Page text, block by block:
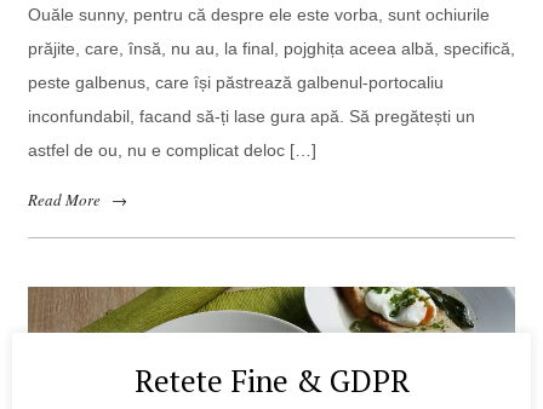
Ouăle sunny, pentru că despre ele este vorba, sunt ochiurile
prăjite, care, însă, nu au, la final, pojghița aceea albă, specifică,
peste galbenus, care își păstrează galbenul-portocaliu
inconfundabil, facand să-ți lase gura apă. Să pregătești un
astfel de ou, nu e complicat deloc […]
Read More →
Retete Fine & GDPR